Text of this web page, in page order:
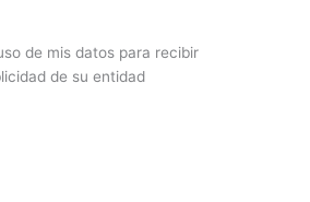
de mis datos para recibir
de su entidad